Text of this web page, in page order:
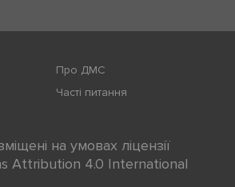
Про ДМС
Часті питання
на умовах ліцензії
Attribution 4.0 International